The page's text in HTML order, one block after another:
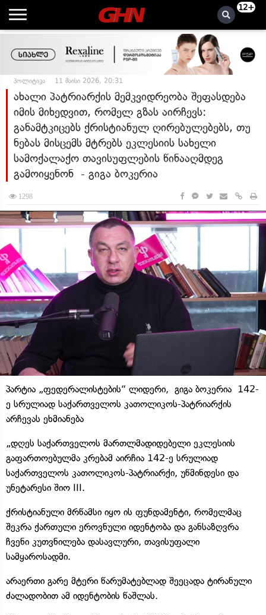
12+
პოლიტიკა 11 მაისი 2026, 20:31
ახალი პატრიარქის მემკვიდრეობა შეფასდება
იმის მიხედვით, რომელ გზას აირჩევს:
განამტკიცებს ქრისტიანულ ღირებულებებს, თუ
ნებას მისცემს მტრებს ეკლესიის სახელი
სამოქალაქო თავისუფლების წინააღმდეგ
გამოიყენონ - გიგა ბოკერია
1298
პარტია „ფედერალისტების“ ლიდერი, გიგა ბოკერია 142-
ე სრულიად საქართველოს კათოლიკოს-პატრიარქის
არჩევას ეხმიანება
„დღეს საქართველოს მართლმადიდებელი ეკლესიის
გაფართოებულმა კრებამ აირჩია 142-ე სრულიად
საქართველოს კათოლიკოს-პატრიარქი, უწმინდესი და
უნეტარესი შიო III.
ქრისტიანული მრწამსი იყო ის ფუნდამენტი, რომელმაც
შეკრა ქართული ეროვნული იდენტობა და განსაზღვრა
ჩვენი კუთვნილება დასავლური, თავისუფალი
სამყაროსადმი.
არაერთი გარე მტერი წარუმატებლად შეეცადა ტირანული
ძალადობით ამ იდენტობის წაშლას.